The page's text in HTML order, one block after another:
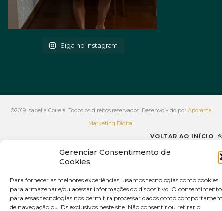
Gerenciar Consentimento de
Cookies
Para fornecer as melhores experiências, usamos tecnologias como cookies
para armazenar e/ou acessar informações do dispositivo. O consentimento
para essas tecnologias nos permitirá processar dados como
de navegação ou IDs exclusivos neste site. Não consentir ou retirar o
Siga no Instagram
©2019 Isabella Correia. Todos os direitos reservados. Desenvolvido por Aporama
Marketing Digital
VOLTAR AO INÍCIO